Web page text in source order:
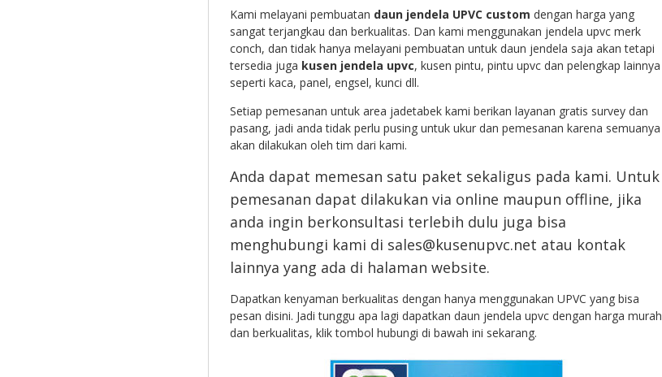
Kami melayani pembuatan daun jendela UPVC custom dengan harga yang
sangat terjangkau dan berkualitas. Dan kami menggunakan jendela upvc merk
conch, dan tidak hanya melayani pembuatan untuk daun jendela saja akan tetapi
tersedia juga kusen jendela upvc, kusen pintu, pintu upvc dan pelengkap lainnya
seperti kaca, panel, engsel, kunci dll.
Setiap pemesanan untuk area jadetabek kami berikan layanan gratis survey dan
pasang, jadi anda tidak perlu pusing untuk ukur dan pemesanan karena semuanya
akan dilakukan oleh tim dari kami.
Anda dapat memesan satu paket sekaligus pada kami. Untuk
pemesanan dapat dilakukan via online maupun offline, jika
anda ingin berkonsultasi terlebih dulu juga bisa
menghubungi kami di sales@kusenupvc.net atau kontak
lainnya yang ada di halaman website.
Dapatkan kenyaman berkualitas dengan hanya menggunakan UPVC yang bisa
pesan disini. Jadi tunggu apa lagi dapatkan daun jendela upvc dengan harga murah
dan berkualitas, klik tombol hubungi di bawah ini sekarang.